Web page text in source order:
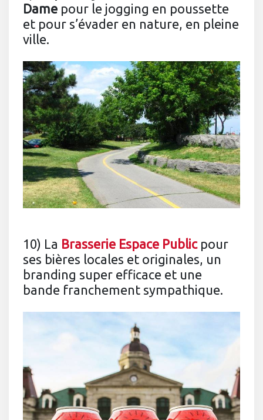
Dame pour le jogging en poussette
et pour s’évader en nature, en pleine
ville.
10) La Brasserie Espace Publicpour
ses bières locales et originales, un
branding super efficace et une
bande franchement sympathique.